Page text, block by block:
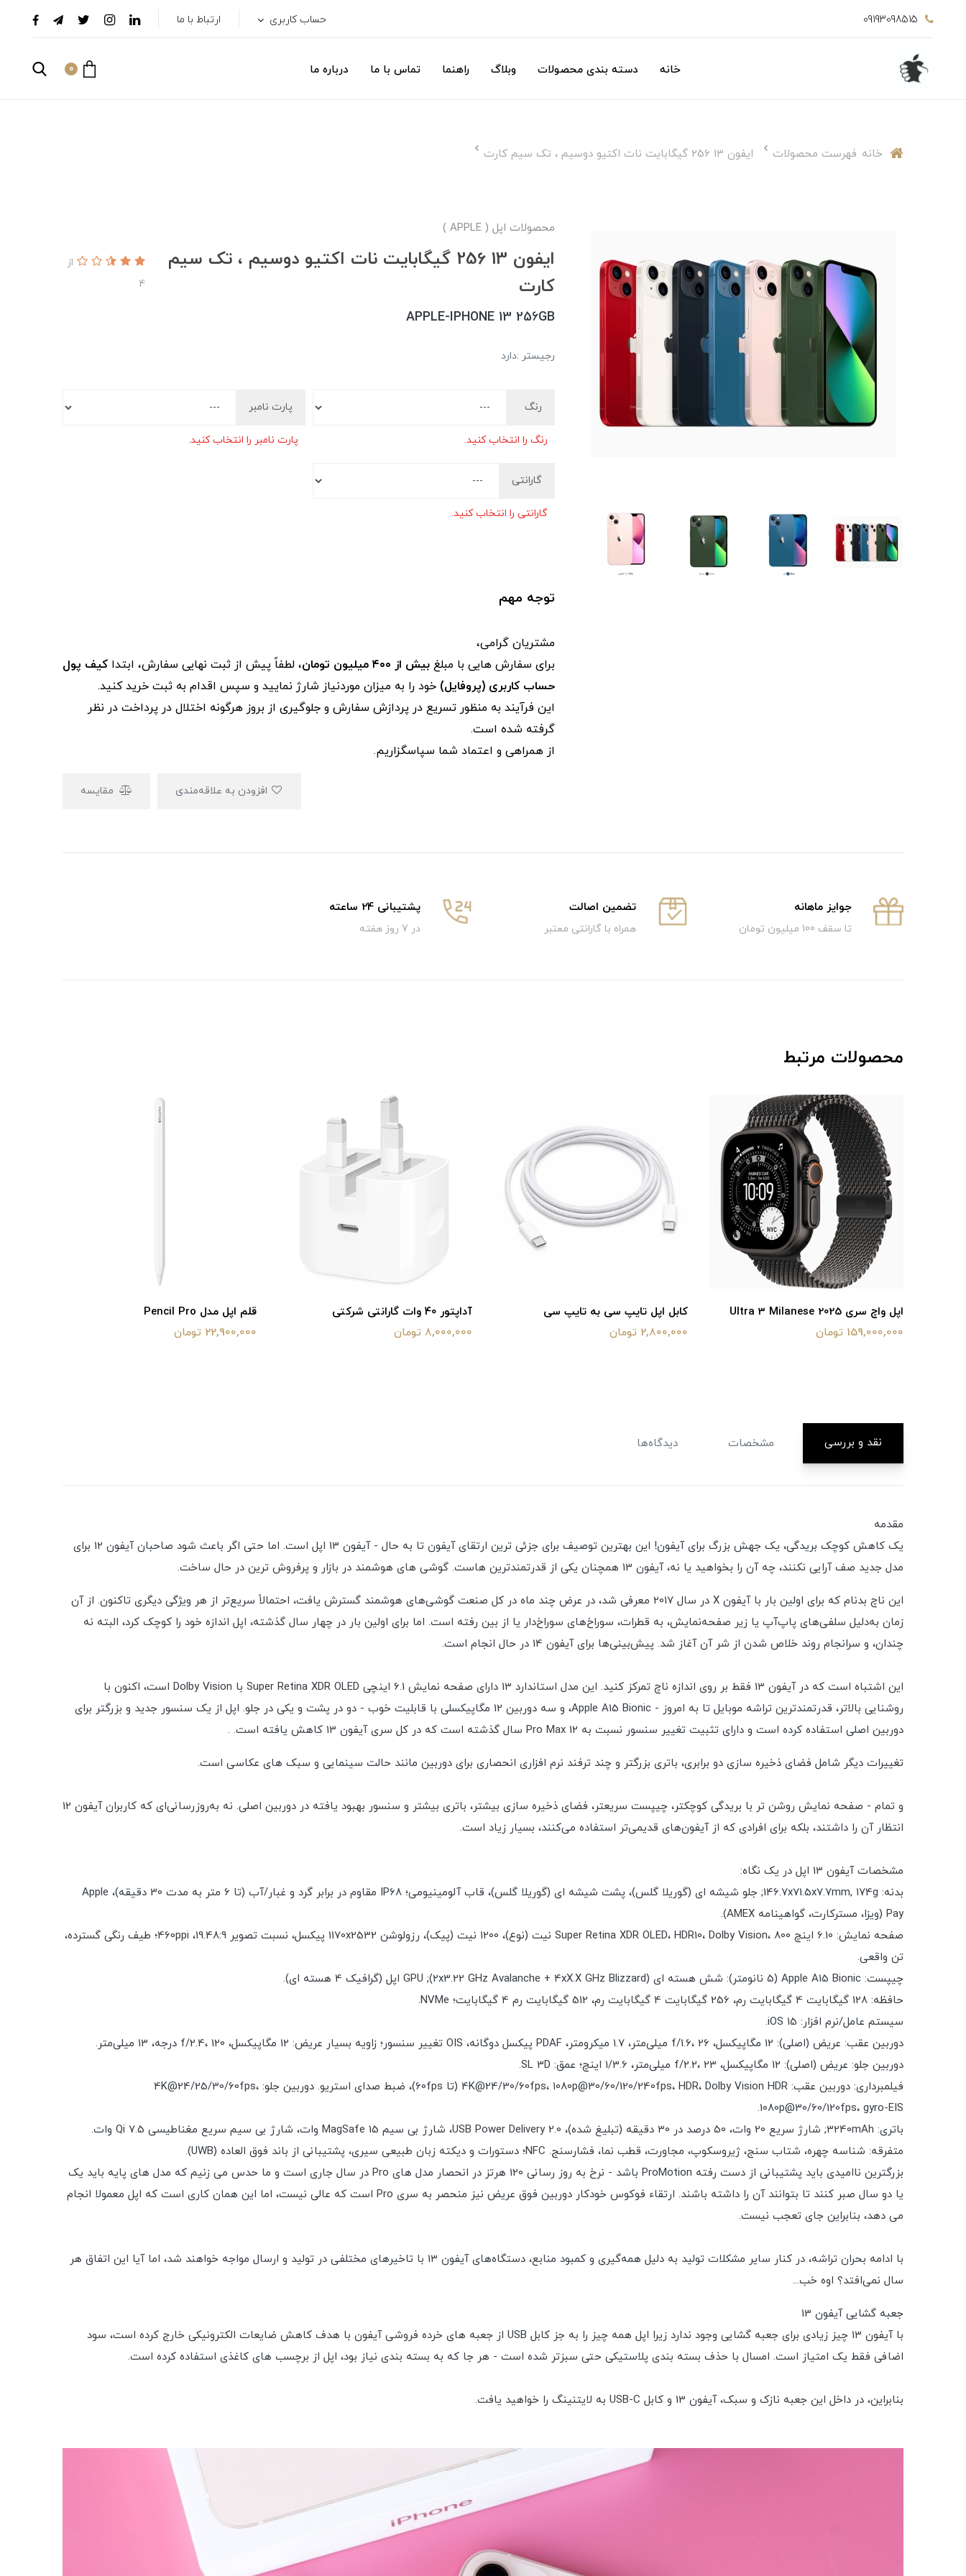
09193098515 حساب کاربری ارتباط با ما
خانه دسته بندی محصولات وبلاگ راهنما تماس با ما درباره ما 0
خانه فهرست محصولات ایفون 13 256 گیگابایت نات اکتیو دوسیم ، تک سیم کارت
محصولات اپل ( APPLE )
ایفون 13 256 گیگابایت نات اکتیو دوسیم ، تک سیم
کارت
از
4
APPLE-IPHONE 13 256GB
رجیستر :دارد
رنگ
رنگ را انتخاب کنید.
پارت نامبر
پارت نامبر را انتخاب کنید.
گارانتی
گارانتی را انتخاب کنید.
توجه مهم
مشتریان گرامی،
برای سفارش‌ هایی با مبلغ بیش از ۴۰۰ میلیون تومان ، لطفاً پیش از ثبت نهایی سفارش، ابتدا کیف پول
حساب کاربری (پروفایل) خود را به میزان موردنیاز شارژ نمایید و سپس اقدام به ثبت خرید کنید.
این فرآیند به‌ منظور تسریع در پردازش سفارش و جلوگیری از بروز هرگونه اختلال در پرداخت در نظر
گرفته شده است.
از همراهی و اعتماد شما سپاسگزاریم.
مقایسه
جوایز ماهانه
تا سقف 100 میلیون تومان
تضمین اصالت
همراه با گارانتی معتبر
پشتیبانی 24 ساعته
در 7 روز هفته
محصولات مرتبط
اپل واچ سری Ultra 3 Milanese 2025
159,000,000 تومان
کابل اپل تایپ سی به تایپ سی
2,800,000 تومان
آداپتور 40 وات گارانتی شرکتی
8,000,000 تومان
قلم اپل مدل Pencil Pro
22,900,000 تومان
نقد و بررسی مشخصات دیدگاه‌ها
مقدمه
یک کاهش کوچک بریدگی، یک جهش بزرگ برای آیفون! این بهترین توصیف برای جزئی ترین ارتقای آیفون تا به حال - آیفون 13 اپل است. اما حتی اگر باعث شود صاحبان آیفون 12 برای
مدل جدید صف آرایی نکنند، چه آن را بخواهید یا نه، آیفون 13 همچنان یکی از قدرتمندترین هاست. گوشی های هوشمند در بازار و پرفروش ترین در حال ساخت.
این ناچ بدنام که برای اولین بار با آیفون X در سال 2017 معرفی شد، در عرض چند ماه در کل صنعت گوشی‌های هوشمند گسترش یافت، احتمالاً سریع‌تر از هر ویژگی دیگری تاکنون. از آن
زمان به‌دلیل سلفی‌های پاپ‌آپ یا زیر صفحه‌نمایش، به قطرات، سوراخ‌های سوراخ‌دار یا از بین رفته است. اما برای اولین بار در چهار سال گذشته، اپل اندازه خود را کوچک کرد، البته نه
چندان، و سرانجام روند خلاص شدن از شر آن آغاز شد. پیش‌بینی‌ها برای آیفون 14 در حال انجام است.
این اشتباه است که در آیفون 13 فقط بر روی اندازه ناچ تمرکز کنید. این مدل استاندارد 13 دارای صفحه نمایش 6.1 اینچی Super Retina XDR OLED با Dolby Vision است، اکنون با
روشنایی بالاتر، قدرتمندترین تراشه موبایل تا به امروز - Apple A15 Bionic، و سه دوربین 12 مگاپیکسلی با قابلیت خوب - دو در پشت و یکی در جلو. اپل از یک سنسور جدید و بزرگتر برای
دوربین اصلی استفاده کرده است و دارای تثبیت تغییر سنسور نسبت به 12 Pro Max سال گذشته است که در کل سری آیفون 13 کاهش یافته است. .
تغییرات دیگر شامل فضای ذخیره سازی دو برابری، باتری بزرگتر و چند ترفند نرم افزاری انحصاری برای دوربین مانند حالت سینمایی و سبک های عکاسی است.
و تمام - صفحه نمایش روشن تر با بریدگی کوچکتر، چیپست سریعتر، فضای ذخیره سازی بیشتر، باتری بیشتر و سنسور بهبود یافته در دوربین اصلی. نه به‌روزرسانی‌ای که کاربران آیفون 12
انتظار آن را داشتند، بلکه برای افرادی که از آیفون‌های قدیمی‌تر استفاده می‌کنند، بسیار زیاد است.
مشخصات آیفون 13 اپل در یک نگاه:
بدنه: 146.7x71.5x7.7mm, 174g; جلو شیشه ای (گوریلا گلس)، پشت شیشه ای (گوریلا گلس)، قاب آلومینیومی؛ IP68 مقاوم در برابر گرد و غبار/آب (تا 6 متر به مدت 30 دقیقه)، Apple
Pay (ویزا، مسترکارت، گواهینامه AMEX).
صفحه نمایش: 6.10 اینچ Super Retina XDR OLED، HDR10، Dolby Vision، 800 نیت (نوع)، 1200 نیت (پیک)، رزولوشن 1170x2532 پیکسل، نسبت تصویر 19.48:9، 460ppi؛ طیف رنگی گسترده،
تن واقعی.
چیپست: Apple A15 Bionic (5 نانومتر): شش هسته ای (2x3.22 GHz Avalanche + 4xX.X GHz Blizzard); GPU اپل (گرافیک 4 هسته ای).
حافظه: 128 گیگابایت 4 گیگابایت رم، 256 گیگابایت 4 گیگابایت رم، 512 گیگابایت رم 4 گیگابایت؛ NVMe.
سیستم عامل/نرم افزار: iOS 15.
دوربین عقب: عریض (اصلی): 12 مگاپیکسل، f/1.6، 26 میلی‌متر، 1.7 میکرومتر، PDAF پیکسل دوگانه، OIS تغییر سنسور؛ زاویه بسیار عریض: 12 مگاپیکسل، f/2.4، 120 درجه، 13 میلی‌متر.
دوربین جلو: عریض (اصلی): 12 مگاپیکسل، f/2.2، 23 میلی‌متر، 1/3.6 اینچ؛ عمق: SL 3D.
فیلمبرداری: دوربین عقب: 4K@24/30/60fps، 1080p@30/60/120/240fps، HDR، Dolby Vision HDR (تا 60fps)، ضبط صدای استریو. دوربین جلو: 4K@24/25/30/60fps،
1080p@30/60/120fps، gyro-EIS.
باتری: 3240mAh; شارژ سریع 20 وات، 50 درصد در 30 دقیقه (تبلیغ شده)، USB Power Delivery 2.0، شارژ بی سیم MagSafe 15 وات، شارژ بی سیم سریع مغناطیسی Qi 7.5 وات.
متفرقه: شناسه چهره، شتاب سنج، ژیروسکوپ، مجاورت، قطب نما، فشارسنج. NFC؛ دستورات و دیکته زبان طبیعی سیری، پشتیبانی از باند فوق العاده (UWB).
بزرگترین ناامیدی باید پشتیبانی از دست رفته ProMotion باشد - نرخ به روز رسانی 120 هرتز در انحصار مدل های Pro در سال جاری است و ما حدس می زنیم که مدل های پایه باید یک
یا دو سال صبر کنند تا بتوانند آن را داشته باشند. ارتقاء فوکوس خودکار دوربین فوق عریض نیز منحصر به سری Pro است که عالی نیست، اما این همان کاری است که اپل معمولا انجام
می دهد، بنابراین جای تعجب نیست.
با ادامه بحران تراشه، در کنار سایر مشکلات تولید به دلیل همه‌گیری و کمبود منابع، دستگاه‌های آیفون 13 با تاخیرهای مختلفی در تولید و ارسال مواجه خواهند شد، اما آیا این اتفاق هر
سال نمی‌افتد؟ اوه خب...
جعبه گشایی آیفون 13
با آیفون 13 چیز زیادی برای جعبه گشایی وجود ندارد زیرا اپل همه چیز را به جز کابل USB از جعبه های خرده فروشی آیفون با هدف کاهش ضایعات الکترونیکی خارج کرده است، سود
اضافی فقط یک امتیاز است. امسال با حذف بسته بندی پلاستیکی حتی سبزتر شده است - هر جا که به بسته بندی نیاز بود، اپل از برچسب های کاغذی استفاده کرده است.
بنابراین، در داخل این جعبه نازک و سبک، آیفون 13 و کابل USB-C به لایتنینگ را خواهید یافت.